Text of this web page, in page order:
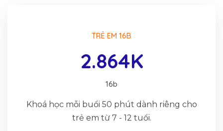
TRẺ EM 16B
2.864K
16b
Khoá học mỗi buổi 50 phút dành riêng cho
trẻ em từ 7 - 12 tuổi.